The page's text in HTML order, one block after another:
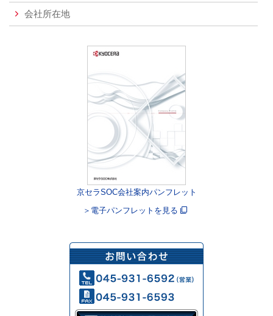
会社所在地
京セラSOC会社案内パンフレット
＞電子パンフレットを見る